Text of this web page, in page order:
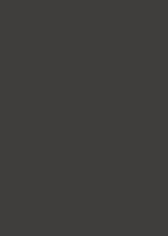
menselijke
met digitale en
bouwt aan één
heel ANB?
met ruim 300
waaronder